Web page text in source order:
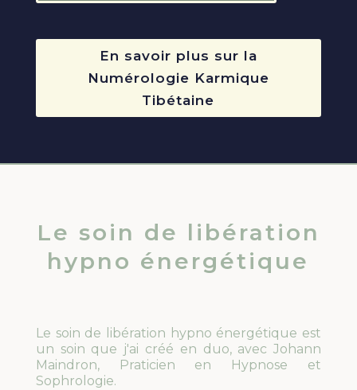
En savoir plus sur la
Numérologie Karmique
Tibétaine
Le soin de libération
hypno énergétique
Le soin de libération hypno énergétique est
un soin que j'ai créé en duo, avec Johann
Maindron, Praticien en Hypnose et
Sophrologie.